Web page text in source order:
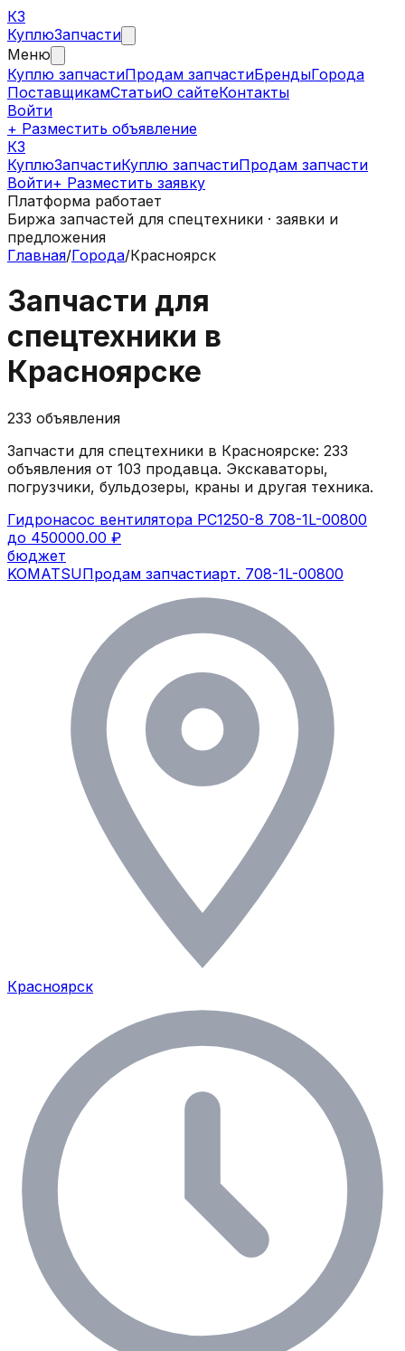
КЗ
КуплюЗапчасти
Меню
Куплю запчастиПродам запчастиБрендыГорода
ПоставщикамСтатьиО сайтеКонтакты
Войти
+ Разместить объявление
КЗ
КуплюЗапчастиКуплю запчастиПродам запчасти
Войти+ Разместить заявку
Платформа работает
Биржа запчастей для спецтехники · заявки и
предложения
Главная/Города/Красноярск
Запчасти для
спецтехники в
Красноярске
233 объявления
Запчасти для спецтехники в Красноярске: 233
объявления от 103 продавца. Экскаваторы,
погрузчики, бульдозеры, краны и другая техника.
Гидронасос вентилятора PC1250-8 708-1L-00800
до 450000.00 ₽
бюджет
KOMATSUПродам запчастиарт. 708-1L-00800
Красноярск